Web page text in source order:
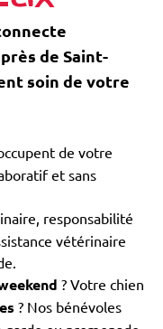
de Saint-
soin de votre
de votre
et sans
responsabilité
vétérinaire
? Votre chien
? Nos bénévoles